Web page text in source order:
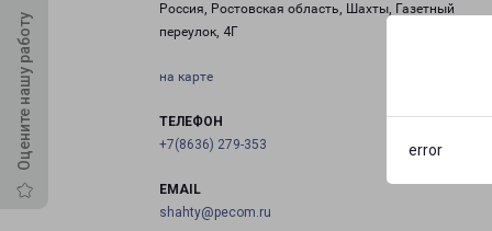
error
Оцените нашу работу
Россия, Ростовская область, Шахты, Газетный
переулок, 4Г
на карте
ТЕЛЕФОН
+7(8636) 279-353
EMAIL
shahty@pecom.ru